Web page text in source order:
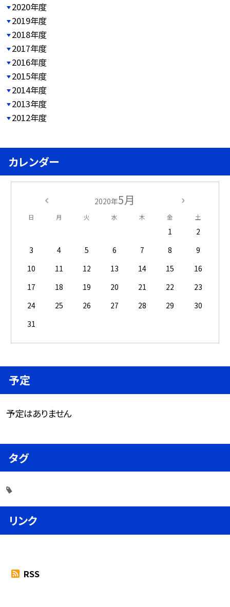
2020年度
2019年度
2018年度
2017年度
2016年度
2015年度
2014年度
2013年度
2012年度
カレンダー
2020年5月
日 月 火 水 木 金 土
1
2
3
4 5 6 7 8
9
10
11 12 13 14 15
16
17
18 19 20 21 22
23
24
25 26 27 28 29
30
31
予定
予定はありません
タグ
リンク
RSS